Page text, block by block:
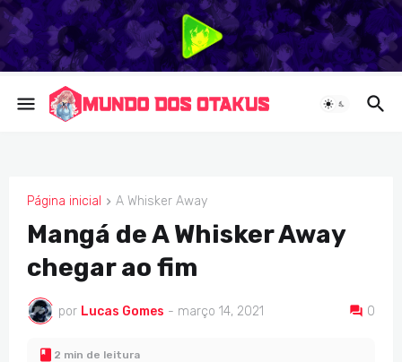
Página inicial A Whisker Away
A WHISKER AWAY
Mangá de A Whisker Away
chegar ao fim
por Lucas Gomes - março 14, 2021 0
2 min de leitura